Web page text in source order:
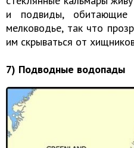
и подвиды,
мелководье, так что
им скрываться от
7) Подводные водопады